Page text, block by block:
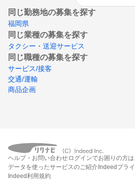
同じ勤務地の募集を探す
福岡県
同じ業種の募集を探す
タクシー・送迎サービス
同じ職種の募集を探す
サービス/接客
交通/運輸
商品企画
ヘルプ・お問い合わせ ログインでお困りの方は
データを使ったサービスのご紹介Indeedプラ
Indeed利用規約